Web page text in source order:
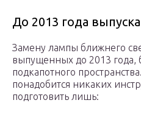
До 2013 года выпуска
Замену лампы ближнего
выпущенных до 2013 года,
подкапотного
понадобится никаких
подготовить лишь: